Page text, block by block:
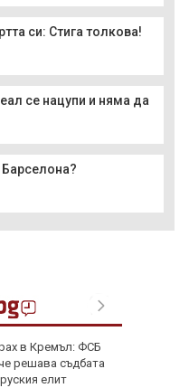
си: Стига толкова!
се нацупи и няма да
в Кремъл: ФСБ
решава съдбата
елит